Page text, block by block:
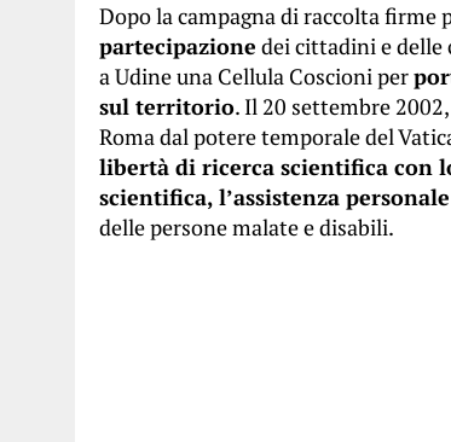
Dopo la campagna di raccolta firme
partecipazione dei cittadini e
a Udine una Cellula Coscioni per
sul territorio. Il 20 settembre
Roma dal potere temporale del
libertà di ricerca scientifica con
scientifica, l’assistenza
delle persone malate e disabili.